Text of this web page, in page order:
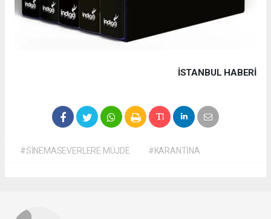
İSTANBUL HABERİ
#SİNEMASEVERLERE MÜJDE #KARANTİNA